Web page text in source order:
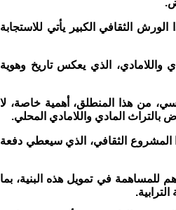
الثقافي الكبير يأتي للاستجابة
واللامادي، الذي يعكس تاريخ وهوية
من هذا المنطلق، أهمية خاصة، لا
بالتراث المادي واللامادي المحلي.
المشروع الثقافي، الذي سيعطي دفعة
عبأ غلافا ماليا قدره 60 مليون درهم للمساهمة في تمويل هذه البنية، بما